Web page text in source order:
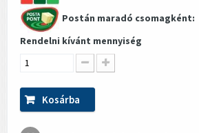
Postán maradó csomagként:
Rendelni kívánt mennyiség
Kosárba